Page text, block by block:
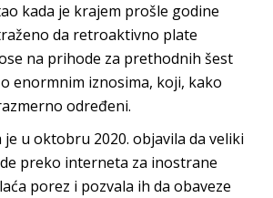
kada je krajem prošle godine
da retroaktivno plate
na prihode za prethodnih šest
enormnim iznosima, koji, kako
određeni.
u oktobru 2020. objavila da veliki
preko interneta za inostrane
porez i pozvala ih da obaveze